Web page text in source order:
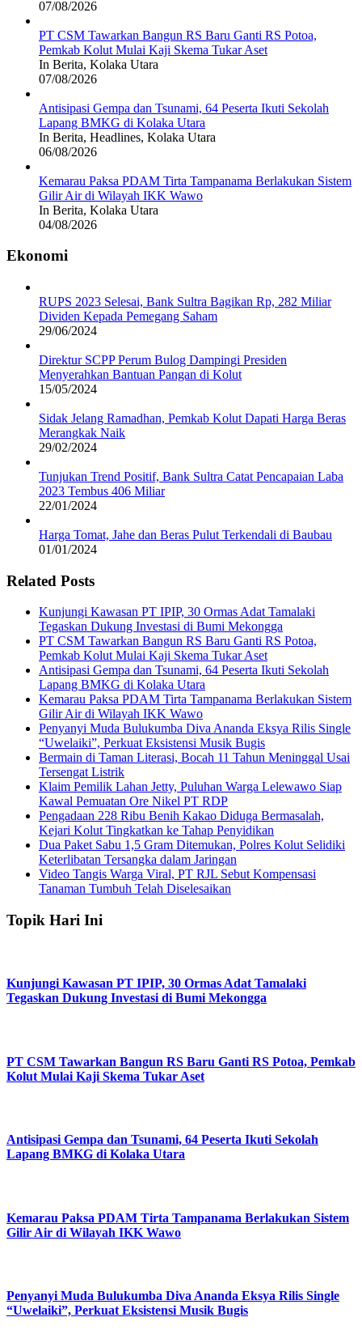
07/08/2026
PT CSM Tawarkan Bangun RS Baru Ganti RS Potoa,
Pemkab Kolut Mulai Kaji Skema Tukar Aset
In Berita, Kolaka Utara
07/08/2026
Antisipasi Gempa dan Tsunami, 64 Peserta Ikuti Sekolah
Lapang BMKG di Kolaka Utara
In Berita, Headlines, Kolaka Utara
06/08/2026
Kemarau Paksa PDAM Tirta Tampanama Berlakukan Sistem
Gilir Air di Wilayah IKK Wawo
In Berita, Kolaka Utara
04/08/2026
Ekonomi
RUPS 2023 Selesai, Bank Sultra Bagikan Rp, 282 Miliar
Dividen Kepada Pemegang Saham
29/06/2024
Direktur SCPP Perum Bulog Dampingi Presiden
Menyerahkan Bantuan Pangan di Kolut
15/05/2024
Sidak Jelang Ramadhan, Pemkab Kolut Dapati Harga Beras
Merangkak Naik
29/02/2024
Tunjukan Trend Positif, Bank Sultra Catat Pencapaian Laba
2023 Tembus 406 Miliar
22/01/2024
Harga Tomat, Jahe dan Beras Pulut Terkendali di Baubau
01/01/2024
Related Posts
Kunjungi Kawasan PT IPIP, 30 Ormas Adat Tamalaki
Tegaskan Dukung Investasi di Bumi Mekongga
PT CSM Tawarkan Bangun RS Baru Ganti RS Potoa,
Pemkab Kolut Mulai Kaji Skema Tukar Aset
Antisipasi Gempa dan Tsunami, 64 Peserta Ikuti Sekolah
Lapang BMKG di Kolaka Utara
Kemarau Paksa PDAM Tirta Tampanama Berlakukan Sistem
Gilir Air di Wilayah IKK Wawo
Penyanyi Muda Bulukumba Diva Ananda Eksya Rilis Single
“Uwelaiki”, Perkuat Eksistensi Musik Bugis
Bermain di Taman Literasi, Bocah 11 Tahun Meninggal Usai
Tersengat Listrik
Klaim Pemilik Lahan Jetty, Puluhan Warga Lelewawo Siap
Kawal Pemuatan Ore Nikel PT RDP
Pengadaan 228 Ribu Benih Kakao Diduga Bermasalah,
Kejari Kolut Tingkatkan ke Tahap Penyidikan
Dua Paket Sabu 1,5 Gram Ditemukan, Polres Kolut Selidiki
Keterlibatan Tersangka dalam Jaringan
Video Tangis Warga Viral, PT RJL Sebut Kompensasi
Tanaman Tumbuh Telah Diselesaikan
Topik Hari Ini
Kunjungi Kawasan PT IPIP, 30 Ormas Adat Tamalaki
Tegaskan Dukung Investasi di Bumi Mekongga
PT CSM Tawarkan Bangun RS Baru Ganti RS Potoa, Pemkab
Kolut Mulai Kaji Skema Tukar Aset
Antisipasi Gempa dan Tsunami, 64 Peserta Ikuti Sekolah
Lapang BMKG di Kolaka Utara
Kemarau Paksa PDAM Tirta Tampanama Berlakukan Sistem
Gilir Air di Wilayah IKK Wawo
Penyanyi Muda Bulukumba Diva Ananda Eksya Rilis Single
“Uwelaiki”, Perkuat Eksistensi Musik Bugis